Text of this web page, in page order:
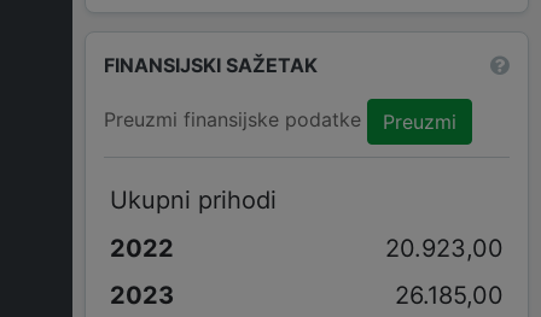
FINANSIJSKI SAŽETAK
Preuzmi finansijske podatke Preuzmi
Ukupni prihodi
20.923,00
26.185,00